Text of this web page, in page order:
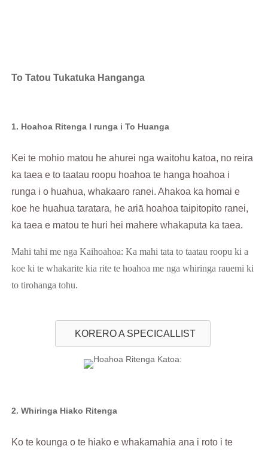
To Tatou Tukatuka Hanganga
1. Hoahoa Ritenga I runga i To Huanga
Kei te mohio matou he ahurei nga waitohu katoa, no reira
ka taea e to taatau roopu hoahoa te hanga hoahoa i
runga i o huahua, whakaaro ranei. Ahakoa ka homai e
koe he huahua taratara, he ariā hoahoa taipitopito ranei,
ka taea e matou te huri hei mahere whakaputa ka taea.
Mahi tahi me nga Kaihoahoa: Ka mahi tata to taatau roopu ki a
koe ki te whakarite kia rite te hoahoa me nga whiringa rauemi ki
to tirohanga tohu.
KORERO A SPECICALLIST
2. Whiringa Hiako Ritenga
Ko te kounga o te hiako e whakamahia ana i roto i te